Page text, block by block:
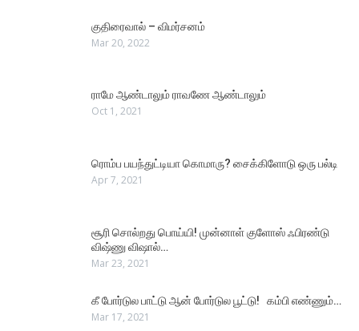
குதிரைவால் – விமர்சனம்
Mar 20, 2022
ராமே ஆண்டாலும் ராவணே ஆண்டாலும்
Oct 1, 2021
ரொம்ப பயந்துட்டியா கொமாரு? சைக்கிளோடு ஒரு பல்டி
Apr 7, 2021
சூரி சொல்றது பொய்யி! முன்னாள் குளோஸ் ஃபிரண்டு
விஷ்ணு விஷால்…
Mar 23, 2021
கீ போர்டுல பாட்டு ஆன் போர்டுல பூட்டு! கம்பி எண்ணும்…
Mar 17, 2021